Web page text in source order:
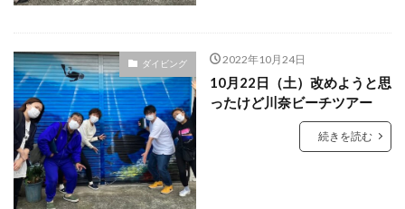
ダイビング 2022年10月24日
10月22日（土）改めようと思
ったけど川奈ビーチツアー
続きを読む